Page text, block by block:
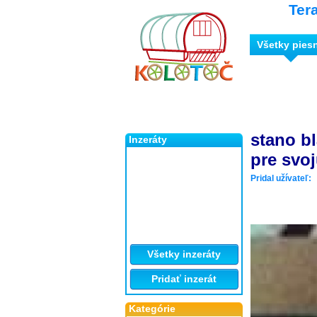
Inzeráty
Všetky inzeráty
Pridať inzerát
Kategórie
Všetky
stano
pre
Pridal užívateľ: